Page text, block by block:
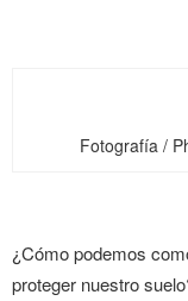
Fotografía /
¿Cómo podemos
proteger nuestro